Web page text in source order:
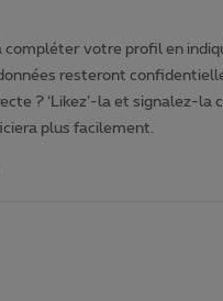
compléter votre profil en
resteront
? ‘Likez’-la et signalez-la
plus facilement.